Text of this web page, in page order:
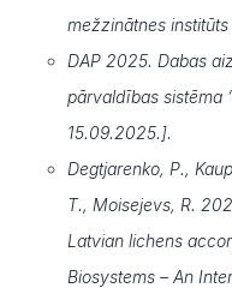
mežzinātnes institūts
DAP 2025. Dabas
pārvaldības sistēma
15.09.2025.].
Degtjarenko, P.,
T., Moisejevs, R.
Latvian lichens
Biosystems – An